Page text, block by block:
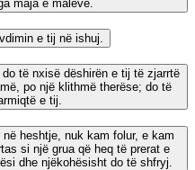
maja e maleve.
e tij në ishuj.
të nxisë dëshirën e tij të zjarrtë
po një klithmë therëse; do të
e tij.
heshtje, nuk kam folur, e kam
si një grua që heq të prerat e
dhe njëkohësisht do të shfryj.